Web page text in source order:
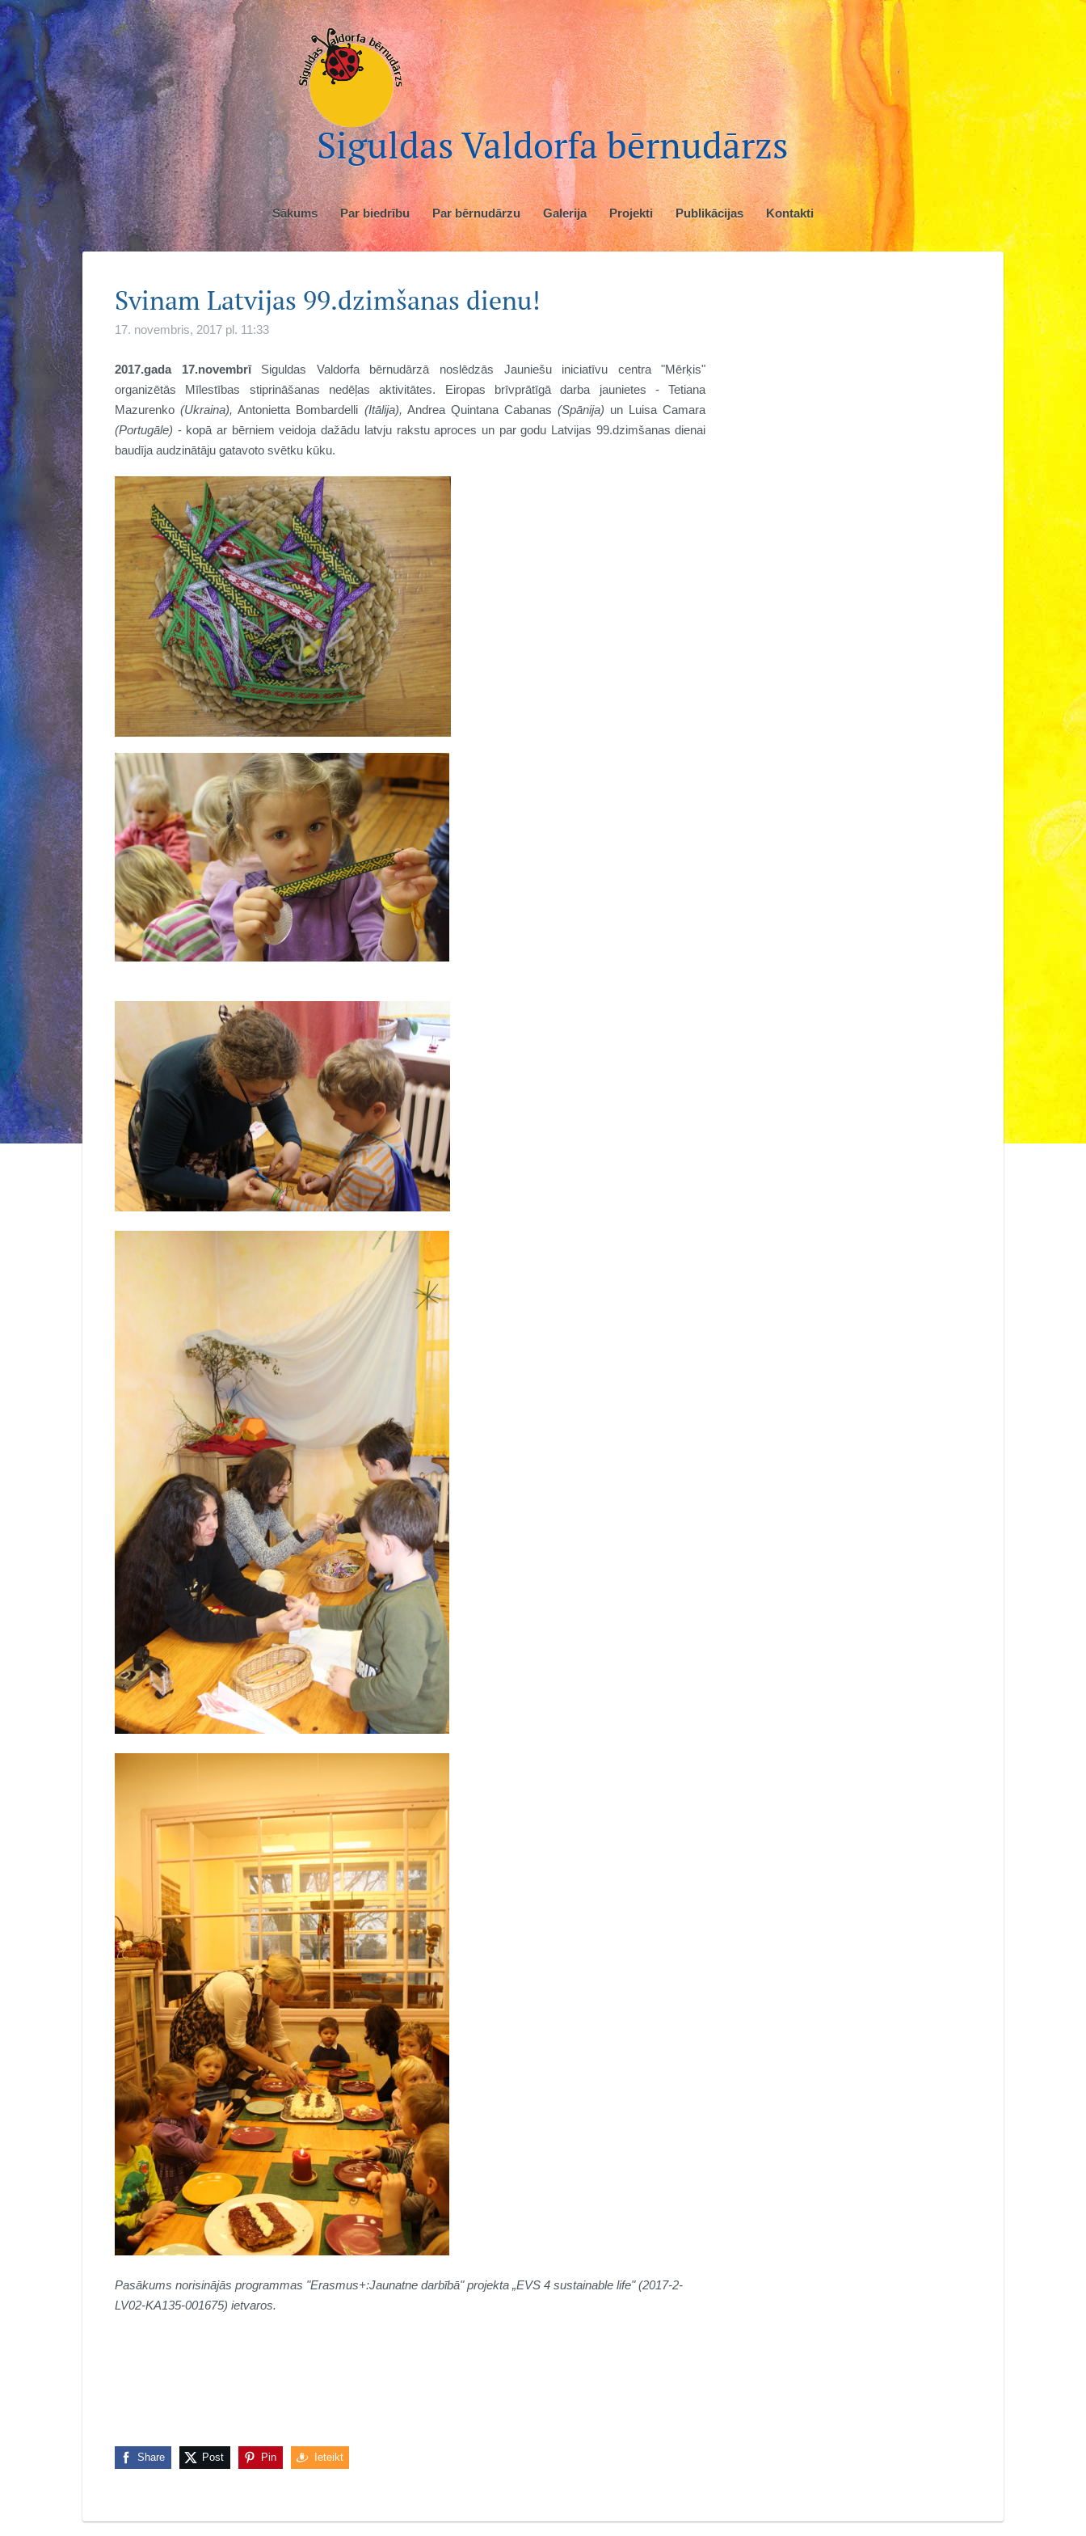
Siguldas Valdorfa bērnudārzs
Sākums Par biedrību Par bērnudārzu Galerija Projekti Publikācijas Kontakti
Svinam Latvijas 99.dzimšanas dienu!
17. novembris, 2017 pl. 11:33
2017.gada 17.novembrī Siguldas Valdorfa bērnudārzā noslēdzās Jauniešu iniciatīvu centra "Mērķis"
organizētās Mīlestības stiprināšanas nedēļas aktivitātes. Eiropas brīvprātīgā darba jaunietes - Tetiana
Mazurenko(Ukraina), Antonietta Bombardelli (Itālija), Andrea Quintana Cabanas(Spānija) un Luisa Camara
(Portugāle) - kopā ar bērniem veidoja dažādu latvju rakstu aproces un par godu Latvijas 99.dzimšanas dienai
baudīja audzinātāju gatavoto svētku kūku.
Pasākums norisinājās programmas "Erasmus+:Jaunatne darbībā" projekta „EVS 4 sustainable life" (2017-2-
LV02-KA135-001675) ietvaros.
Share Post Pin Ieteikt